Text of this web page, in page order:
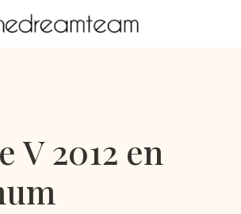
V 2012 en